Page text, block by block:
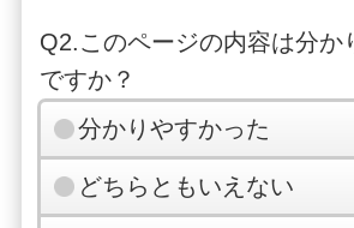
Q2.このページの内容は分か
ですか？
分かりやすかった
どちらともいえない